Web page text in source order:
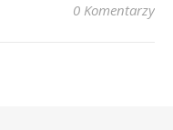
0 Komentarzy